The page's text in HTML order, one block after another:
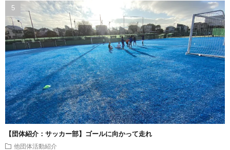
【団体紹介：サッカー部】ゴールに向かって走れ
他団体活動紹介